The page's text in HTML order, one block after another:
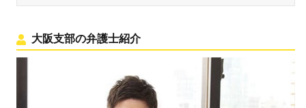
大阪支部の弁護士紹介